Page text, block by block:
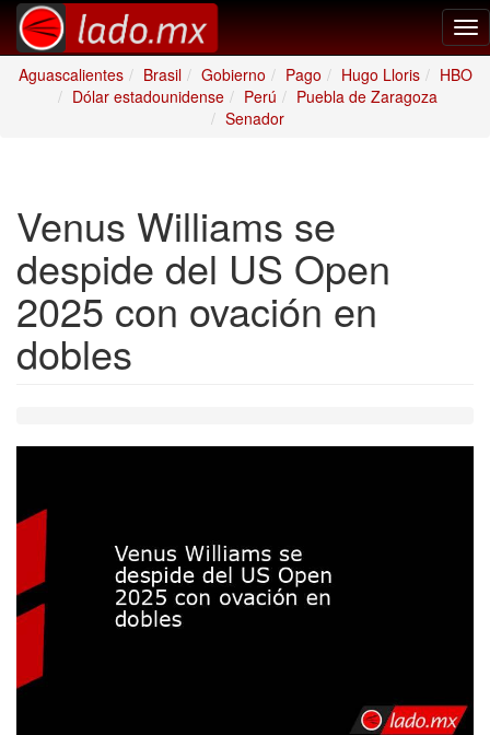
Aguascalientes
Brasil Gobierno Pago Hugo Lloris
HBO
Dólar estadounidense
Perú
Puebla de Zaragoza
Senador
Venus Williams se
despide del US Open
2025 con ovación en
dobles